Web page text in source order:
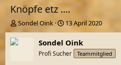
Knöpfe etz ....
E
r
s
Sondel Oink
E
r
s
e
13 April 2020
Sondel Oink
Profi Sucher Teammitglied